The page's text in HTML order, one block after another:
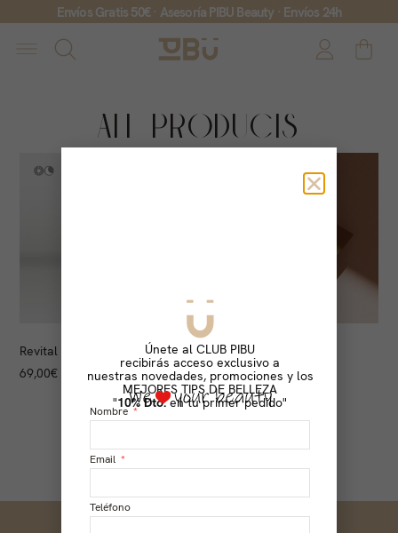
Envíos Gratis 50€ · Asesoría PIBU Beauty · Envíos 24h
All Products
Revital Péptide Mist
69,00€
Tarjeta Regalo
50,00€ - 500,00 €
Únete al CLUB PIBU
recibirás acceso exclusivo a
nuestras novedades, promociones y los
MEJORES TIPS DE BELLEZA
"10% Dto.en tu primer pedido"
Nombre
Email
Teléfono